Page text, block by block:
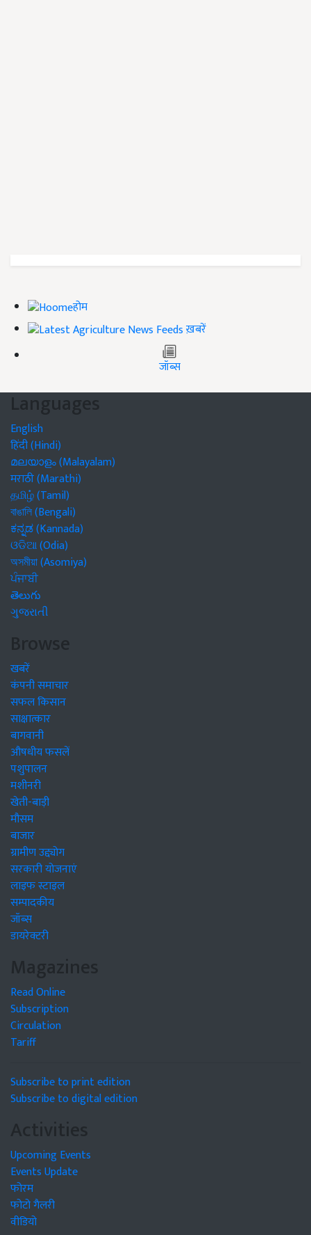
होम
ख़बरें
जॉब्स
Languages
English
हिंदी (Hindi)
മലയാളം (Malayalam)
मराठी (Marathi)
தமிழ் (Tamil)
বাঙালি (Bengali)
ಕನ್ನಡ (Kannada)
ଓଡିଆ (Odia)
অসমীয়া (Asomiya)
ਪੰਜਾਬੀ
తెలుగు
ગુજરાતી
Browse
खबरें
कंपनी समाचार
सफल किसान
साक्षात्कार
बागवानी
औषधीय फसलें
पशुपालन
मशीनरी
खेती-बाड़ी
मौसम
बाजार
ग्रामीण उद्द्योग
सरकारी योजनाएं
लाइफ स्टाइल
सम्पादकीय
जॉब्स
डायरेक्टरी
Magazines
Read Online
Subscription
Circulation
Tariff
Subscribe to print edition
Subscribe to digital edition
Activities
Upcoming Events
Events Update
फोरम
फोटो गैलरी
वीडियो